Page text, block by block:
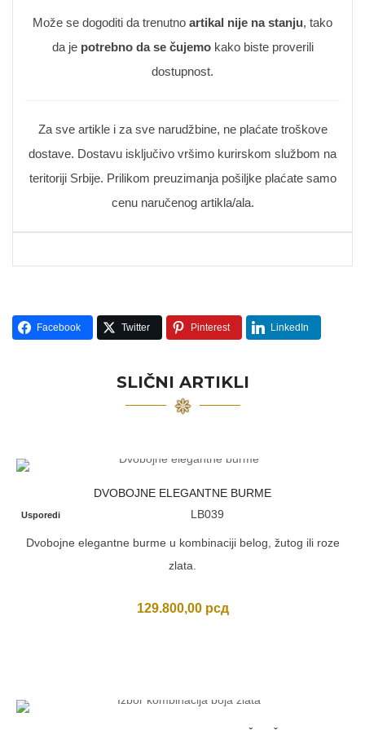
Može se dogoditi da trenutno artikal nije na stanju, tako
da je potrebno da se čujemokako biste proverili
dostupnost.
Za sve artikle i za sve narudžbine, ne plaćate troškove
dostave. Dostavu isključivo vršimo kurirskom službom na
teritoriji Srbije. Prilikom preuzimanja pošiljke plaćate samo
cenu naručenog artikla/ala.
Facebook Twitter Pinterest LinkedIn
SLIČNI ARTIKLI
DVOBOJNE ELEGANTNE BURME
Usporedi LB039
Dvobojne elegantne burme u kombinaciji belog, žutog ili roze
zlata.
129.800,00 рсд